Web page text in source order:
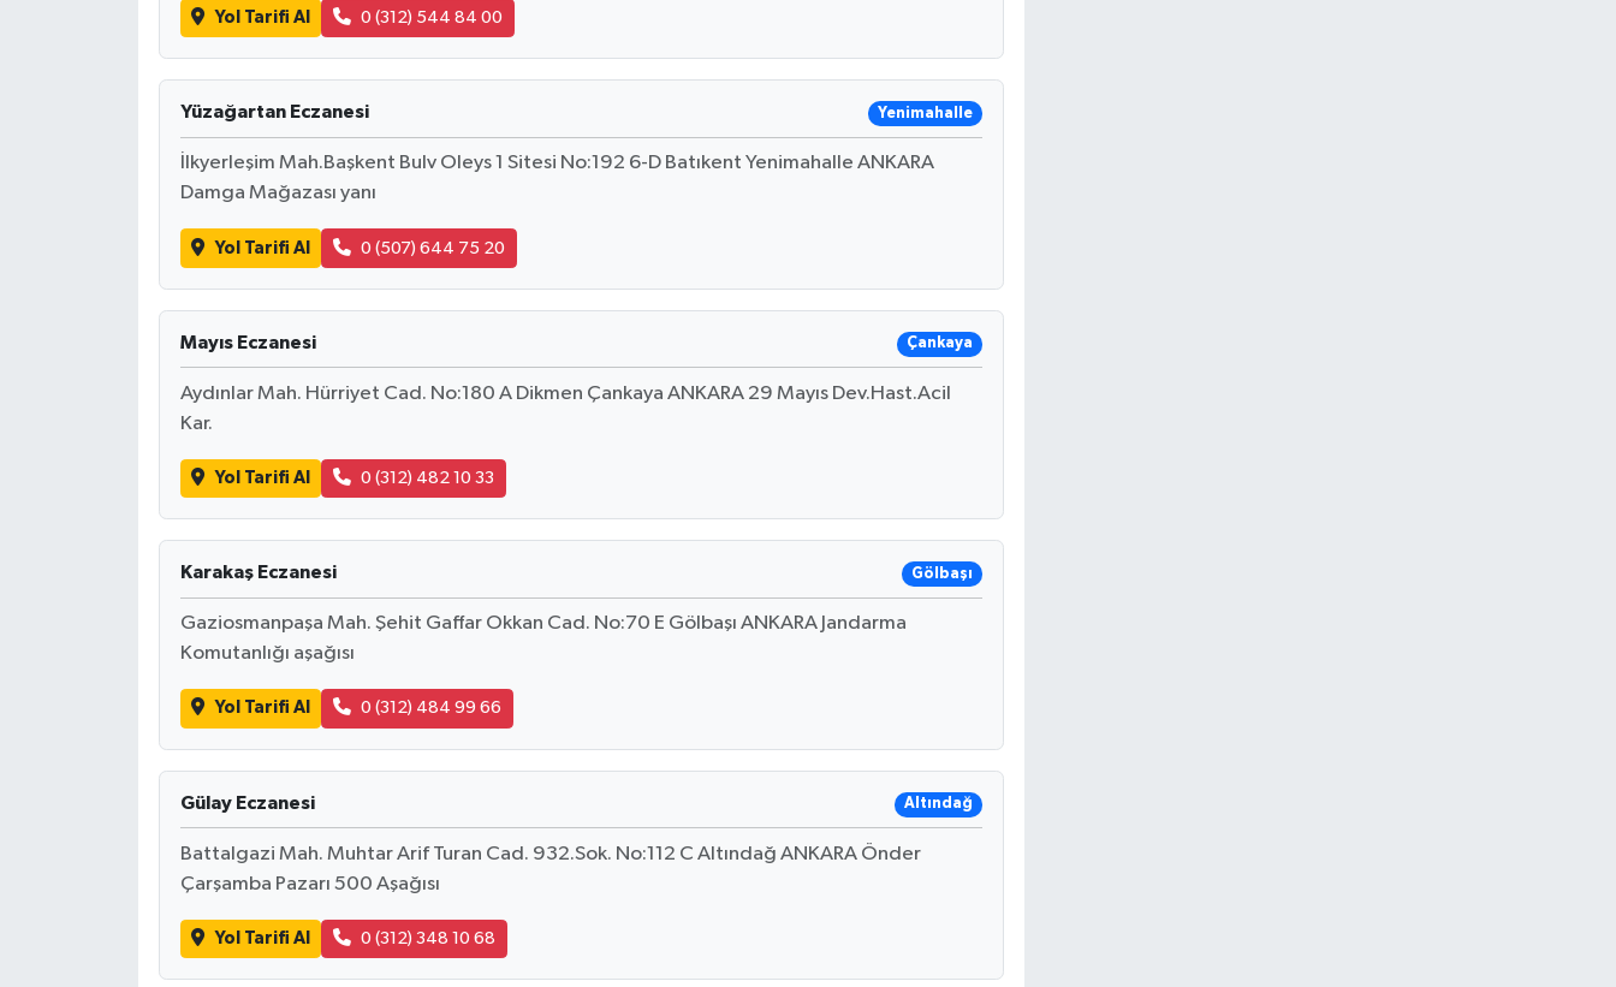
Yol Tarifi Al 0 (312) 544 84 00
Yüzağartan Eczanesi Yenimahalle
İlkyerleşim Mah.Başkent Bulv Oleys 1 Sitesi No:192 6-D Batıkent Yenimahalle ANKARA
Damga Mağazası yanı
Yol Tarifi Al 0 (507) 644 75 20
Mayıs Eczanesi Çankaya
Aydınlar Mah. Hürriyet Cad. No:180 A Dikmen Çankaya ANKARA 29 Mayıs Dev.Hast.Acil
Kar.
Yol Tarifi Al 0 (312) 482 10 33
Karakaş Eczanesi Gölbaşı
Gaziosmanpaşa Mah. Şehit Gaffar Okkan Cad. No:70 E Gölbaşı ANKARA Jandarma
Komutanlığı aşağısı
Yol Tarifi Al 0 (312) 484 99 66
Gülay Eczanesi Altındağ
Battalgazi Mah. Muhtar Arif Turan Cad. 932.Sok. No:112 C Altındağ ANKARA Önder
Çarşamba Pazarı 500 Aşağısı
Yol Tarifi Al 0 (312) 348 10 68